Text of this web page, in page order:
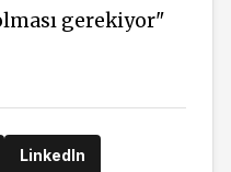
gerekiyor"
LinkedIn